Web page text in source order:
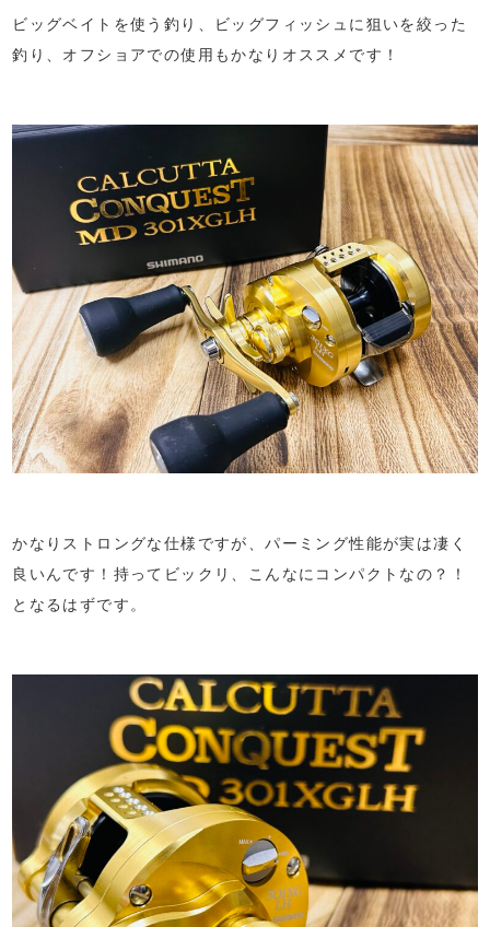
ビッグベイトを使う釣り、ビッグフィッシュに狙いを絞った
釣り、オフショアでの使用もかなりオススメです！
かなりストロングな仕様ですが、パーミング性能が実は凄く
良いんです！持ってビックリ、こんなにコンパクトなの？！
となるはずです。